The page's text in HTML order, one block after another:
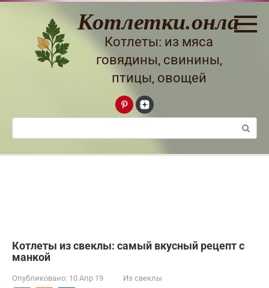
Перейти
Котлетки.онлайн
Котлеты: из мяса
говядины, свинины,
птицы, овощей
Поиск:
Котлеты из свеклы: самый вкусный рецепт с
манкой
Опубликовано: 10 Апр 19 Из свеклы